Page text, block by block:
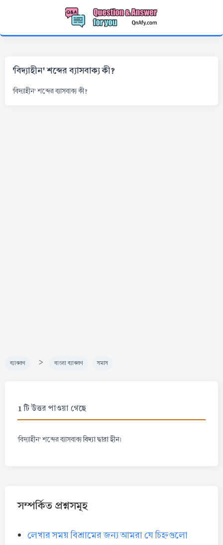
'বিদ্যাহীন' শব্দের ব্যাসবাক্য কী?
'বিদ্যাহীন' শব্দের ব্যাসবাক্য কী?
ব্যাকরণ > বাংলা ব্যাকরণ সমাস
1 টি উত্তর পাওয়া গেছে
'বিদ্যাহীন' শব্দের ব্যাসবাক্যবিদ্যা দ্বারা হীন।
সম্পর্কিত প্রশ্নসমূহ
লেখার সময় বিশ্রামের জন্য আমরা যে চিহ্নগুলো